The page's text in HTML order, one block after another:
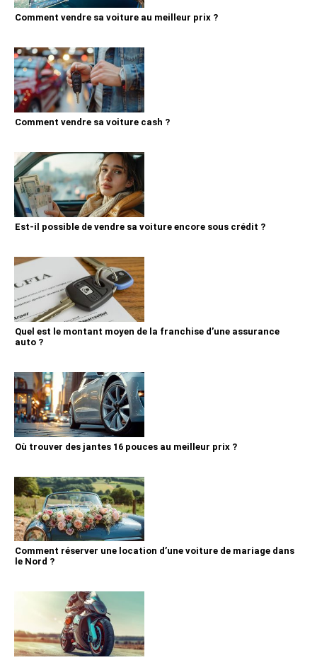
Comment vendre sa voiture au meilleur prix ?
Comment vendre sa voiture cash ?
Est-il possible de vendre sa voiture encore sous crédit ?
Quel est le montant moyen de la franchise d’une assurance
auto ?
Où trouver des jantes 16 pouces au meilleur prix ?
Comment réserver une location d’une voiture de mariage dans
le Nord ?